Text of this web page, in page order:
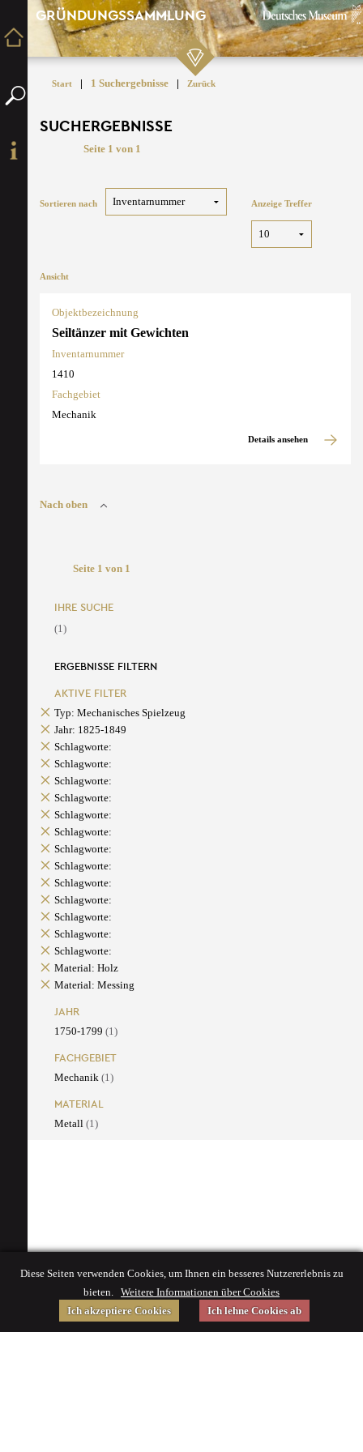
GRÜNDUNGSSAMMLUNG
Start | 1 Suchergebnisse | Zurück
SUCHERGEBNISSE
Seite 1 von 1
Sortieren nach Anzeige Treffer
Ansicht
Objektbezeichnung
Seiltänzer mit Gewichten
Inventarnummer
1410
Fachgebiet
Mechanik
Details ansehen
Nach oben
Seite 1 von 1
IHRE SUCHE
(1)
ERGEBNISSE FILTERN
AKTIVE FILTER
Typ: Mechanisches Spielzeug
Jahr: 1825-1849
Schlagworte:
Schlagworte:
Schlagworte:
Schlagworte:
Schlagworte:
Schlagworte:
Schlagworte:
Schlagworte:
Schlagworte:
Schlagworte:
Schlagworte:
Schlagworte:
Schlagworte:
Material: Holz
Material: Messing
JAHR
1750-1799 (1)
FACHGEBIET
Mechanik (1)
MATERIAL
Metall (1)
Diese Seiten verwenden Cookies, um Ihnen ein besseres Nutzererlebnis zu
bieten. Weitere Informationen über Cookies
Ich akzeptiere Cookies
Ich lehne Cookies ab